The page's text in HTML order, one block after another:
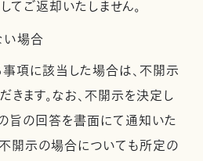
てご返却いたしません。
場合
項に該当した場合は、不開示
きます。なお、不開示を決定し
旨の回答を書面にて通知いた
不開示の場合についても所定の